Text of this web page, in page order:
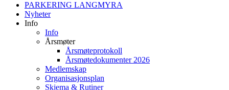
PARKERING LANGMYRA
Nyheter
Info
Info
Årsmøter
Årsmøteprotokoll
Årsmøtedokumenter 2026
Medlemskap
Organisasjonsplan
Skjema & Rutiner